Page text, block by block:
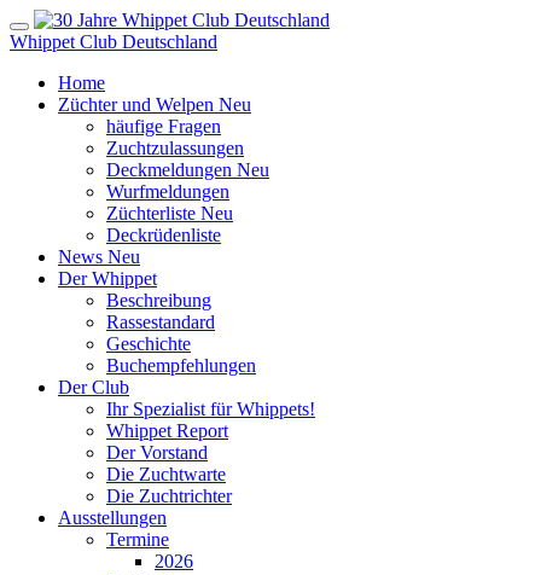
Whippet Club Deutschland
Home
Züchter und Welpen Neu
häufige Fragen
Zuchtzulassungen
Deckmeldungen Neu
Wurfmeldungen
Züchterliste Neu
Deckrüdenliste
News Neu
Der Whippet
Beschreibung
Rassestandard
Geschichte
Buchempfehlungen
Der Club
Ihr Spezialist für Whippets!
Whippet Report
Der Vorstand
Die Zuchtwarte
Die Zuchtrichter
Ausstellungen
Termine
2026